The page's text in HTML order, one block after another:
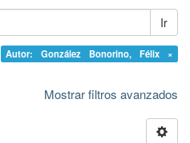
Ir
Autor: González Bonorino, Félix ×
Mostrar filtros avanzados